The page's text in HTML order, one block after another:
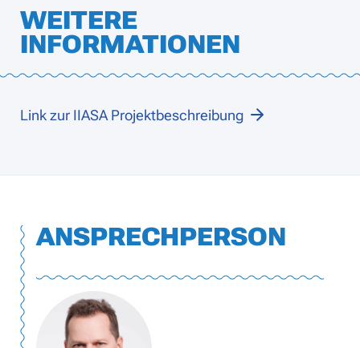
WEITERE
INFORMATIONEN
Link zur IIASA Projektbeschreibung
ANSPRECHPERSON